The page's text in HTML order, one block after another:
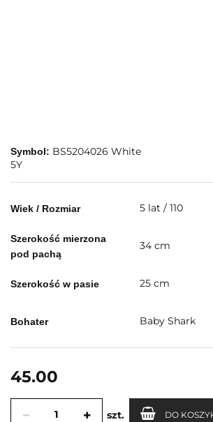
Symbol: BS5204026 White
5Y
Wiek / Rozmiar 5 lat / 110
Szerokość mierzona
pod pachą
34 cm
Szerokość w pasie 25 cm
Bohater Baby Shark
45.00
szt. DO